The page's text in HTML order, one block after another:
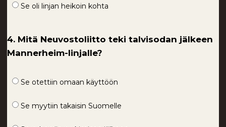
Se oli linjan heikoin kohta
4. Mitä Neuvostoliitto teki talvisodan jälkeen
Mannerheim-linjalle?
Se otettiin omaan käyttöön
Se myytiin takaisin Suomelle